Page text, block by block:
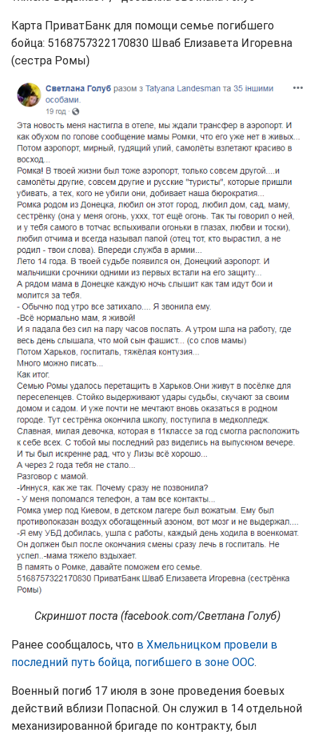
Карта ПриватБанк для помощи семье погибшего
бойца: 5168757322170830 Шваб Елизавета Игоревна
(сестра Ромы)
Скриншот поста (facebook.com/Светлана Голуб)
Ранее сообщалось, что в Хмельницком провели в
последний путь бойца, погибшего в зоне ООС.
Военный погиб 17 июля в зоне проведения боевых
действий вблизи Попасной. Он служил в 14 отдельной
механизированной бригаде по контракту, был